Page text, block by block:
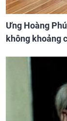
Ưng Hoàng
không khoảng